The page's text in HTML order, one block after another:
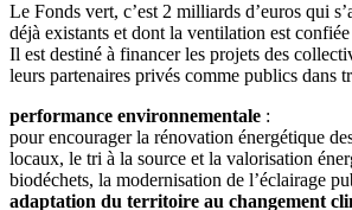
Le Fonds vert, c’est 2 milliards d’euros qui
déjà existants et dont la ventilation est
Il est destiné à financer les projets des
leurs partenaires privés comme publics dans
performance environnementale :
pour encourager la rénovation énergétique
locaux, le tri à la source et la valorisation
biodéchets, la modernisation de l’éclairage
adaptation du territoire au changement